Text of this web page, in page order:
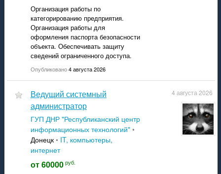
Организация работы по
категорированию предприятия.
Организация работы для
оформления паспорта безопасности
объекта. Обеспечивать защиту
сведений ограниченного доступа.
Опубликовано4 августа 2026
Ведущий системный
администратор
ГУП ДНР "Республиканский центр
информационных технологий" •
Донецк • IT, компьютеры,
интернет
от 60000руб.
4 августа 2026